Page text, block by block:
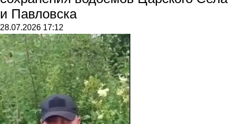
и Павловска
28.07.2026 17:12